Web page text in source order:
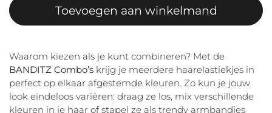
Toevoegen aan winkelmand
Waarom kiezen als je kunt combineren? Met de
BANDITZ Combo’s krijg je meerdere haarelastiekjes in
perfect op elkaar afgestemde kleuren. Zo kun je jouw
look eindeloos variëren: draag ze los, mix verschillende
kleuren in je haar of stapel ze als trendy armbandjes